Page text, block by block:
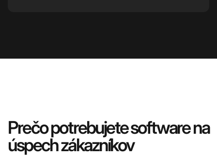
Prečo potrebujete software na
úspech zákazníkov